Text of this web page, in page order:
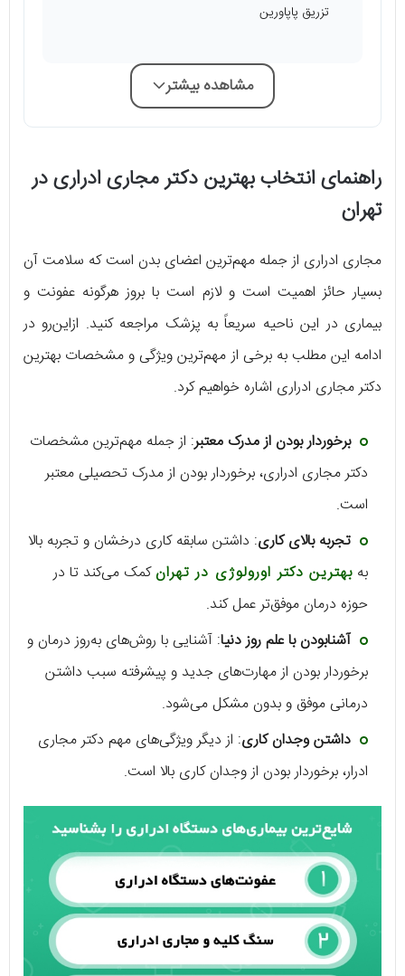
تزریق پاپاورین
مشاهده بیشتر
راهنمای انتخاب بهترین دکتر مجاری ادراری در
تهران
مجاری ادراری از جمله مهم‌ترین اعضای بدن است که سلامت آن
بسیار حائز اهمیت است و لازم است با بروز هرگونه عفونت و
بیماری در این ناحیه سریعاً به پزشک مراجعه کنید. ازاین‌رو در
ادامه این مطلب به برخی از مهم‌ترین ویژگی و مشخصات بهترین
دکتر مجاری ادراری اشاره خواهیم کرد.
برخوردار بودن از مدرک معتبر: از جمله مهم‌ترین مشخصات
دکتر مجاری ادراری، برخوردار بودن از مدرک تحصیلی معتبر
است.
تجربه بالای کاری: داشتن سابقه کاری درخشان و تجربه بالا
به بهترین دکتر اورولوژی در تهرانکمک می‌کند تا در
حوزه درمان موفق‌تر عمل کند.
آشنابودن با علم روز دنیا: آشنایی با روش‌های به‌روز درمان و
برخوردار بودن از مهارت‌های جدید و پیشرفته سبب داشتن
درمانی موفق و بدون مشکل می‌شود.
داشتن وجدان کاری: از دیگر ویژگی‌های مهم دکتر مجاری
ادرار، برخوردار بودن از وجدان کاری بالا است.